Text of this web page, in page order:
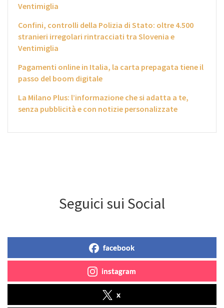
Ventimiglia
Confini, controlli della Polizia di Stato: oltre 4.500
stranieri irregolari rintracciati tra Slovenia e
Ventimiglia
Pagamenti online in Italia, la carta prepagata tiene il
passo del boom digitale
La Milano Plus: l’informazione che si adatta a te,
senza pubblicità e con notizie personalizzate
Seguici sui Social
facebook
instagram
x